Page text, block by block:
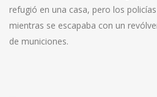
refugió en una casa, pero los
mientras se escapaba con un
de municiones.